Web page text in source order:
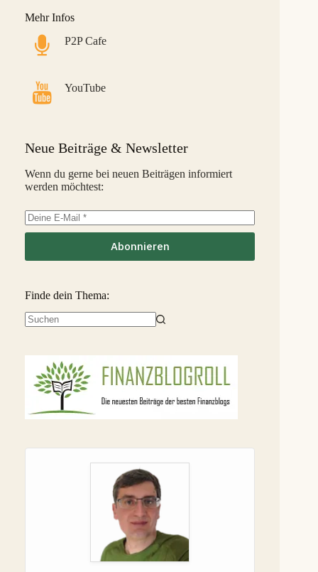
31
32 Savy
InSoil 2,6 % S
37 Linked Finance -6,3 % S
Mehr Infos
P2P Cafe
YouTube
Neue Beiträge & Newsletter
Wenn du gerne bei neuen Beiträgen informiert
werden möchtest:
Abonnieren
Finde dein Thema: